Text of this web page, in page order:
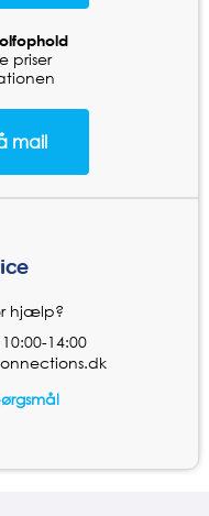
priser
hjælp?
14:00